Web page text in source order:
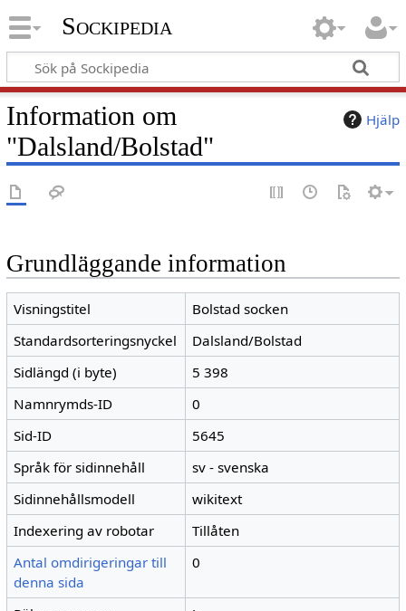
Sockipedia
Hjälp
Information om
"Dalsland/Bolstad"
Grundläggande information
Visningstitel
Bolstad socken
Standardsorteringsnyckel
Dalsland/Bolstad
Sidlängd (i byte)
5 398
Namnrymds-ID
0
Sid-ID
5645
Språk för sidinnehåll
sv - svenska
Sidinnehållsmodell
wikitext
Indexering av robotar
Tillåten
Antal omdirigeringar till
denna sida
0